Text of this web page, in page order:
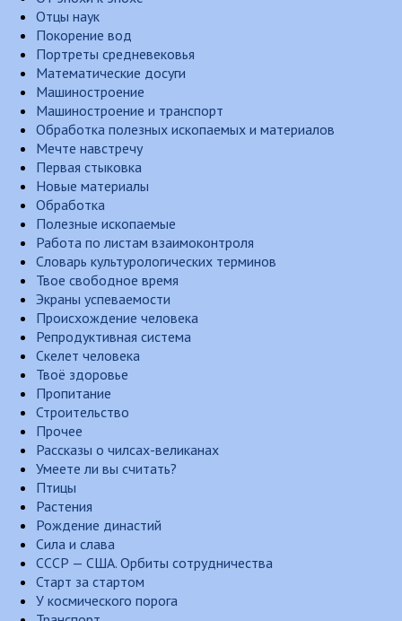
Отцы наук
Покорение вод
Портреты средневековья
Математические досуги
Машиностроение
Машиностроение и транспорт
Обработка полезных ископаемых и материалов
Мечте навстречу
Первая стыковка
Новые материалы
Обработка
Полезные ископаемые
Работа по листам взаимоконтроля
Словарь культурологических терминов
Твое свободное время
Экраны успеваемости
Происхождение человека
Репродуктивная система
Скелет человека
Твоё здоровье
Пропитание
Строительство
Прочее
Рассказы о чилсах-великанах
Умеете ли вы считать?
Птицы
Растения
Рождение династий
Сила и слава
СССР — США. Орбиты сотрудничества
Старт за стартом
У космического порога